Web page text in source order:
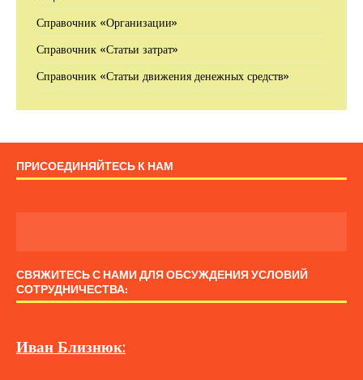
Справочник «Организации»
Справочник «Статьи затрат»
Справочник «Статьи движения денежных средств»
ПРИСОЕДИНЯЙТЕСЬ К НАМ
СВЯЖИТЕСЬ С НАМИ ДЛЯ ОБСУЖДЕНИЯ УСЛОВИЙ
СОТРУДНИЧЕСТВА:
ИванБлизнюк: